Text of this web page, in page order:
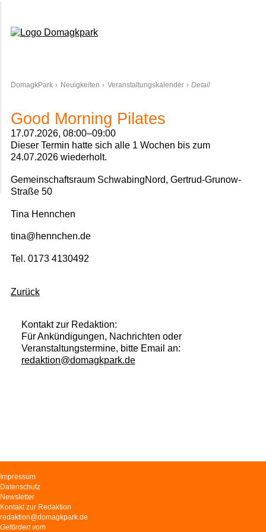
DomagkPark Neuigkeiten Veranstaltungskalender Detail
Good Morning Pilates
17.07.2026, 08:00–09:00
Dieser Termin hatte sich alle 1 Wochen bis zum
24.07.2026 wiederholt.
Gemeinschaftsraum SchwabingNord, Gertrud-Grunow-
Straße 50
Tina Hennchen
tina@hennchen.de
Tel. 0173 4130492
Zurück
Kontakt zur Redaktion:
Für Ankündigungen, Nachrichten oder
Veranstaltungstermine, bitte Email an:
redaktion@domagkpark.de
Navigation
überspringen
Impressum
Datenschutz
Newsletter
Kontakt zur Redaktion
redaktion@domagkpark.de
Gefördert vom